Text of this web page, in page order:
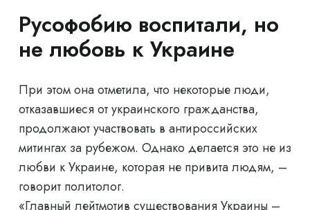
Русофобию воспитали, но
не любовь к Украине
При этом она отметила, что некоторые люди,
отказавшиеся от украинского гражданства,
продолжают участвовать в антироссийских
митингах за рубежом. Однако делается это не из
любви к Украине, которая не привита людям, –
говорит политолог.
«Главный лейтмотив существования Украины –